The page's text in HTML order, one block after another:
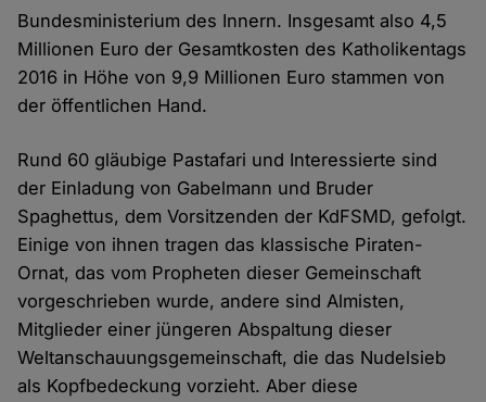
Bundesministerium des Innern. Insgesamt also 4,5
Millionen Euro der Gesamtkosten des Katholikentags
2016 in Höhe von 9,9 Millionen Euro stammen von
der öffentlichen Hand.
Rund 60 gläubige Pastafari und Interessierte sind
der Einladung von Gabelmann und Bruder
Spaghettus, dem Vorsitzenden der KdFSMD, gefolgt.
Einige von ihnen tragen das klassische Piraten-
Ornat, das vom Propheten dieser Gemeinschaft
vorgeschrieben wurde, andere sind Almisten,
Mitglieder einer jüngeren Abspaltung dieser
Weltanschauungsgemeinschaft, die das Nudelsieb
als Kopfbedeckung vorzieht. Aber diese